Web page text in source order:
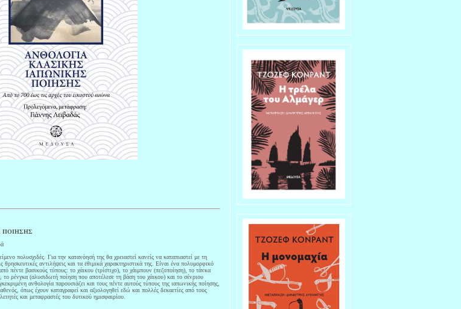
ΠΟΙΗΣΗΣ
πολυσχιδές. Για την κατανόησή της θα χρειαστεί κανείς να καταπιαστεί με τη
αντιλήψεις και τα εθιμικά χαρακτηριστικά της. Είναι ένα πολυμορφικό
πέντε βασικούς τύπους: το χάικου (τρίστιχο), το χάιμπουν (πεζοποίηση), το τάνκα
το ρένγκα (αλυσιδωτή ποίηση που αποτέλεσε τη βάση του χάικου) και το σένριου
ανθολογία παρουσιάζει και τους πέντε αυτούς τύπους της ιαπωνικής ποίησης,
όπως έχουν καταγραφεί και αξιολογηθεί εδώ και πολλές δεκαετίες από τους
και μεταφραστές του δυτικού ημισφαιρίου.